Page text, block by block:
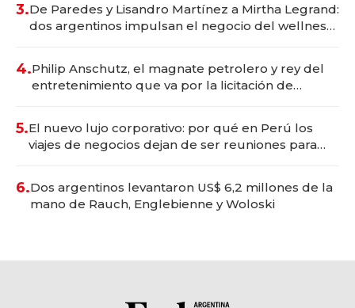
3.De Paredes y Lisandro Martínez a Mirtha Legrand:
dos argentinos impulsan el negocio del wellness
4.Philip Anschutz, el magnate petrolero y rey del
entretenimiento que va por la licitación de
5.El nuevo lujo corporativo: por qué en Perú los
viajes de negocios dejan de ser reuniones para
6.Dos argentinos levantaron US$ 6,2 millones de la
mano de Rauch, Englebienne y Woloski